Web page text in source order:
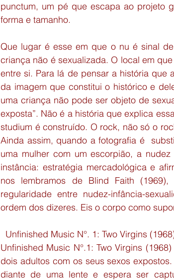
punctum, um pé que escapa ao projeto
forma e tamanho.
Que lugar é esse em que o nu é sinal
criança não é sexualizada. O local em
entre si. Para lá de pensar a história que
da imagem que constitui o histórico e
uma criança não pode ser objeto de
exposta”. Não é a história que explica
studium é construído. O rock, não só o
Ainda assim, quando a fotografia é
uma mulher com um escorpião, a
instância: estratégia mercadológica e
nos lembramos de Blind Faith
regularidade entre nudez-infância-
ordem dos dizeres. Eis o corpo como
Unfinished Music N°. 1: Two Virgins
Unfinished Music N°.1: Two Virgins
dois adultos com os seus sexos
diante de uma lente e espera ser